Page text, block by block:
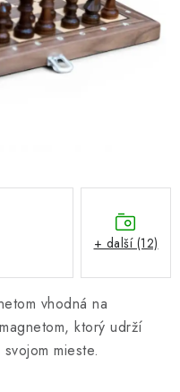
podmínky FAQ
vhodná na
ktorý udrží
mieste.
+ další (12)